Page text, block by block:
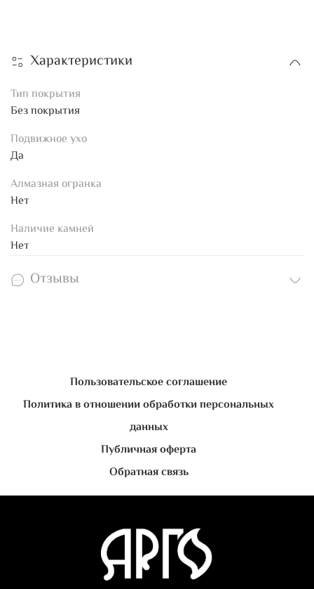
Характеристики
Тип покрытия
Без покрытия
Подвижное ухо
Да
Алмазная огранка
Нет
Наличие камней
Нет
Отзывы
Пользовательское соглашение
Политика в отношении обработки персональных
данных
Публичная оферта
Обратная связь